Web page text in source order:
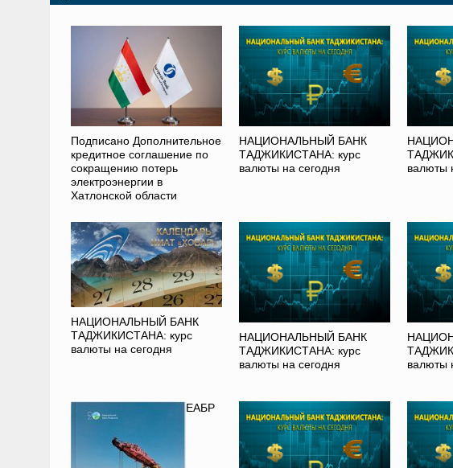
Подписано Дополнительное
кредитное соглашение по
сокращению потерь
электроэнергии в
Хатлонской области
НАЦИОНАЛЬНЫЙ БАНК
ТАДЖИКИСТАНА: курс
валюты на сегодня
валюты
НАЦИОНАЛЬНЫЙ БАНК
ТАДЖИКИСТАНА: курс
валюты на сегодня
НАЦИОНАЛЬНЫЙ БАНК
ТАДЖИКИСТАНА: курс
валюты на сегодня
валюты
ЕАБР